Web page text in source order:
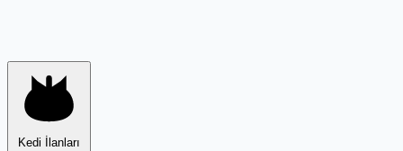
Kedi İlanları